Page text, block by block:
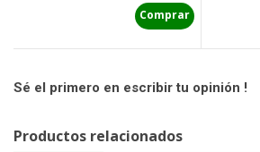
Comprar
Sé el primero en escribir tu opinión !
Productos relacionados